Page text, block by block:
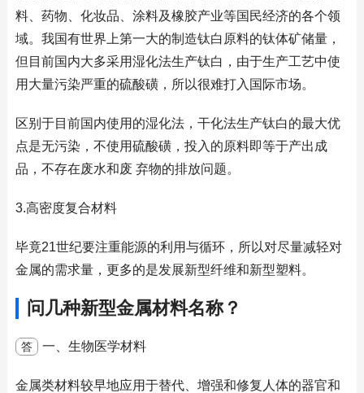
料、药物、化妆品、涂料及橡胶产业等国民经济的各个领
域。我国有世界上第一大的制造钛白原料的钛体矿储量，
但目前国内大多采用湿化法生产钛白，由于生产工艺中使
用大量污染严重的硫酸磺，所以很难打入国际市场。
区别于目前国内使用的湿化法，干化法生产钛白的最大优
点是无污染，不使用硫酸磺，投入的原料即等于产出成
品，不存在废水和废 弃物的排放问题。
3.高密度复合材料
毕竟21世纪要注重能源的利用与循环，所以对尽量减轻对
金属的需求量，更多的是发展新型纤维和新型塑料。
问几种新型金属材料名称？
答 一、生物医学材料
金属类材料较早地应用于替代、增强和修复人体的器官和